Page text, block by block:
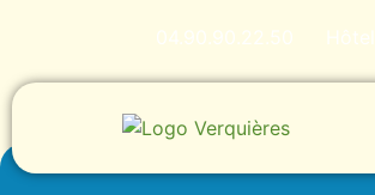
04.90.90.22.50